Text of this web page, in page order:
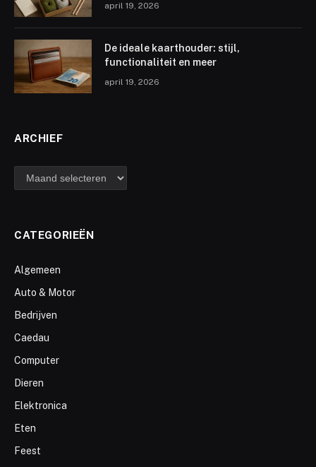
april 19, 2026
De ideale kaarthouder: stijl,
functionaliteit en meer
april 19, 2026
ARCHIEF
archief
CATEGORIEËN
Algemeen
Auto & Motor
Bedrijven
Caedau
Computer
Dieren
Elektronica
Eten
Feest